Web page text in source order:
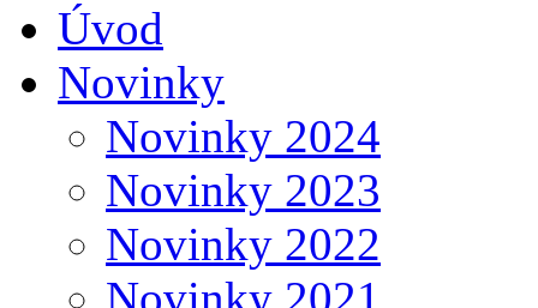
Úvod
Novinky
Novinky 2024
Novinky 2023
Novinky 2022
Novinky 2021